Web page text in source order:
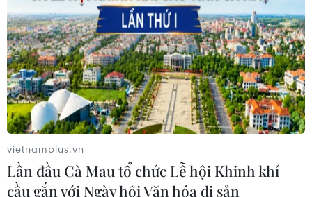
(TTXVN/Vietnam+)
vietnamplus.vn
Lần đầu Cà Mau tổ chức Lễ hội Khinh khí
cầu gắn với Ngày hội Văn hóa di sản